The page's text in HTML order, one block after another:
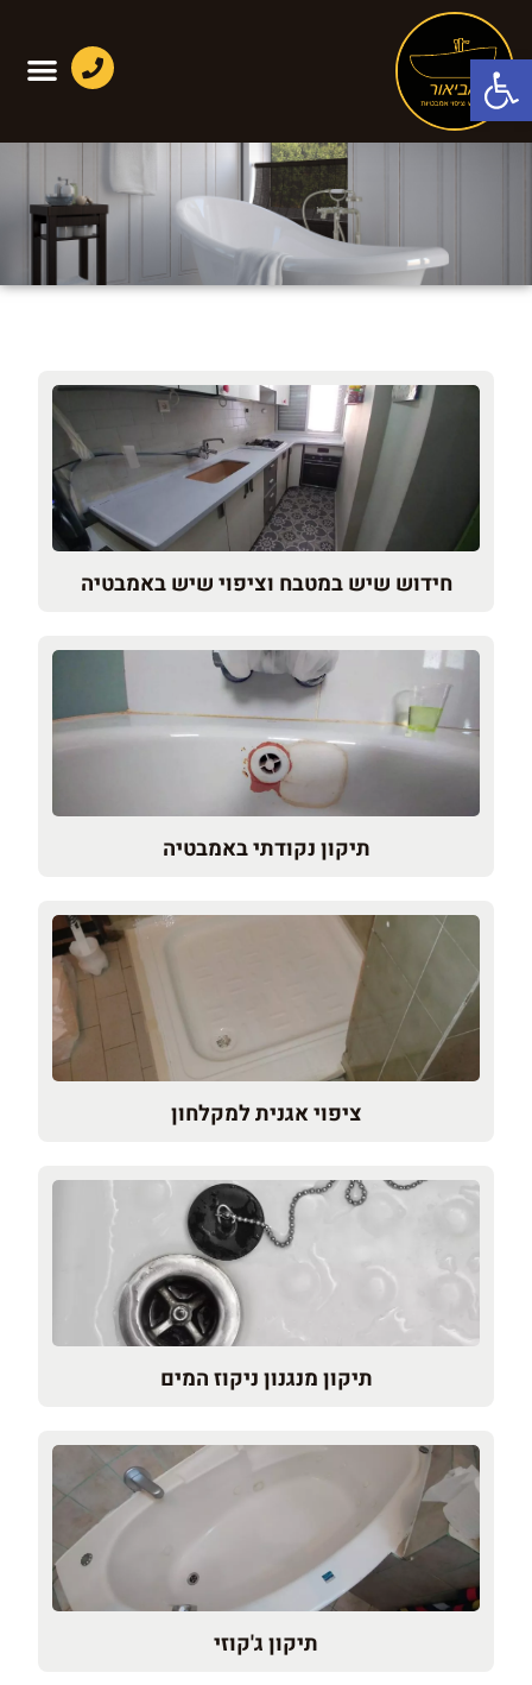
פתח סרגל נגישות
חידוש שיש במטבח וציפוי שיש באמבטיה
תיקון נקודתי באמבטיה
ציפוי אגנית למקלחון
תיקון מנגנון ניקוז המים
תיקון ג'קוזי